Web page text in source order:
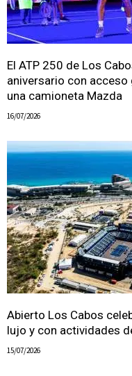
El ATP 250 de Los
aniversario con
una camioneta Mazda
16/07/2026
Abierto Los Cabos
lujo y con actividades
15/07/2026